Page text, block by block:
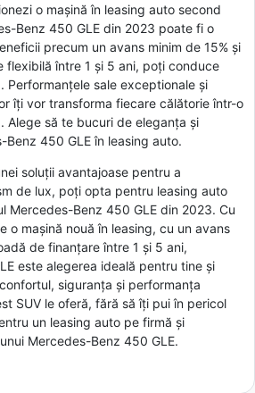
o mașină în leasing auto second
Benz 450 GLE din 2023 poate fi o
precum un avans minim de 15% și
flexibilă între 1 și 5 ani, poți conduce
Performanțele sale exceptionale și
îți vor transforma fiecare călătorie într-o
Alege să te bucuri de eleganța și
450 GLE în leasing auto.
soluții avantajoase pentru a
de lux, poți opta pentru leasing auto
Mercedes-Benz 450 GLE din 2023. Cu
o mașină nouă în leasing, cu un avans
de finanțare între 1 și 5 ani,
este alegerea ideală pentru tine și
siguranța și performanța
SUV le oferă, fără să îți pui în pericol
un leasing auto pe firmă și
Mercedes-Benz 450 GLE.